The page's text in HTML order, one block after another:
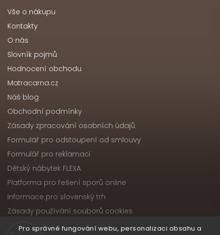
Pro správné fungování webu, personalizaci obsahu a
Vše o nákupu
Kontakty
O nás
Slovník pojmů
Hodnocení obchodu
Matracarna.cz
Náš blog
Obchodní podmínky
Zásady zpracování osobních údajů
Formulář pro odstoupení od smlouvy
Formulář pro reklamaci
Dětský nábytek FLEXA
Platforma pro řešení sporů online
Informace pro slovenský trh
Zásady používání souborů cookies